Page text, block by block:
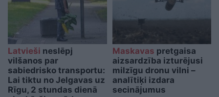
Latvieši neslēpj
vilšanos par
sabiedrisko transportu:
Lai tiktu no Jelgavas uz
Rīgu, 2 stundas dienā
Maskavas pretgaisa
aizsardzība izturējusi
milzīgu dronu vilni –
analītiķi izdara
secinājumus